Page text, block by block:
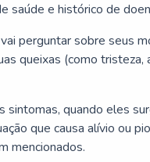
saúde e histórico de
perguntar sobre seus
queixas (como tristeza,
quando eles
que causa alívio ou
mencionados.